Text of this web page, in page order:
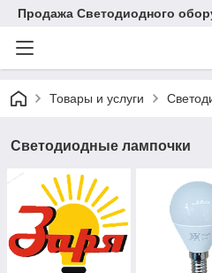
Продажа Светодиодного
Товары и услуги
Светодиодные лампочки